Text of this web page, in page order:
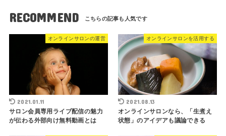
RECOMMEND
オンラインサロンの運営
2021.01.11
サロン会員専用ライブ配信の魅力
が伝わる外部向け無料動画とは
オンラインサロンを活用する
2021.08.13
オンラインサロンなら、「生煮え
状態」のアイデアも議論できる